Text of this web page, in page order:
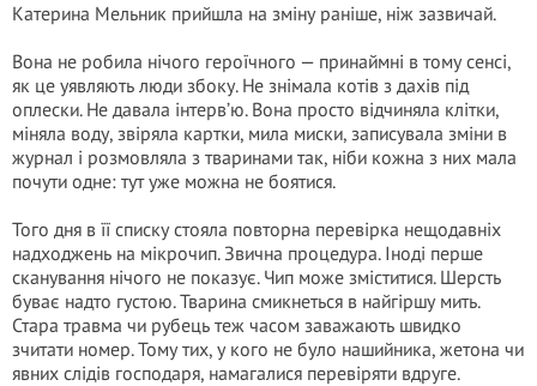
Катерина Мельник прийшла на зміну раніше, ніж зазвичай.
Вона не робила нічого героїчного — принаймні в тому сенсі,
як це уявляють люди збоку. Не знімала котів з дахів під
оплески. Не давала інтерв’ю. Вона просто відчиняла клітки,
міняла воду, звіряла картки, мила миски, записувала зміни в
журнал і розмовляла з тваринами так, ніби кожна з них мала
почути одне: тут уже можна не боятися.
Того дня в її списку стояла повторна перевірка нещодавніх
надходжень на мікрочип. Звична процедура. Іноді перше
сканування нічого не показує. Чип може зміститися. Шерсть
буває надто густою. Тварина смикнеться в найгіршу мить.
Стара травма чи рубець теж часом заважають швидко
зчитати номер. Тому тих, у кого не було нашийника, жетона чи
явних слідів господаря, намагалися перевіряти вдруге.